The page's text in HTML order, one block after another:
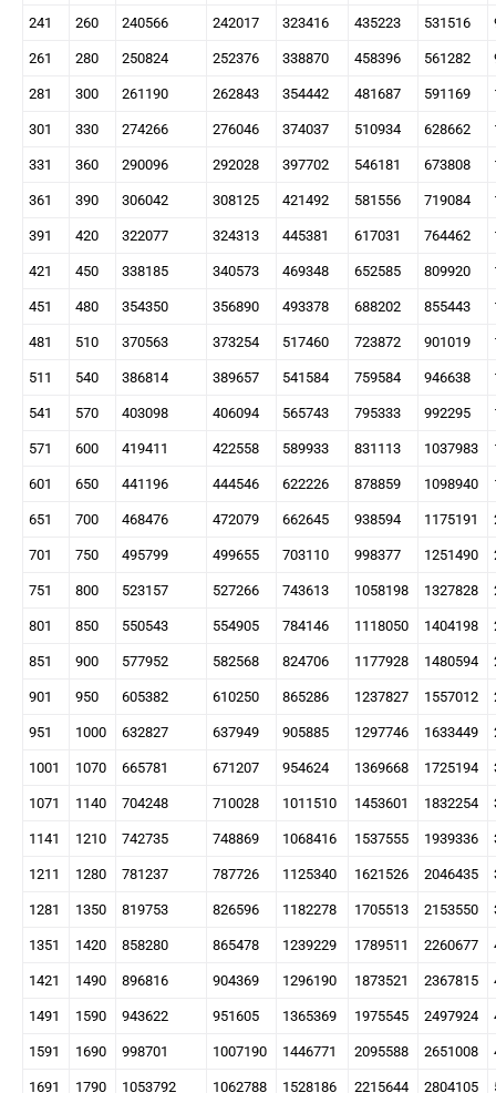
241 260 240566 242017 323416 435223 531516
261 280 250824 252376 338870 458396 561282
281 300 261190 262843 354442 481687 591169
301 330 274266 276046 374037 510934 628662
331 360 290096 292028 397702 546181 673808
361 390 306042 308125 421492 581556 719084
391 420 322077 324313 445381 617031 764462
421 450 338185 340573 469348 652585 809920
451 480 354350 356890 493378 688202 855443
481 510 370563 373254 517460 723872 901019
511 540 386814 389657 541584 759584 946638
541 570 403098 406094 565743 795333 992295
571 600 419411 422558 589933 831113 1037983
601 650 441196 444546 622226 878859 1098940
651 700 468476 472079 662645 938594 1175191
701 750 495799 499655 703110 998377 1251490
751 800 523157 527266 743613 1058198 1327828
801 850 550543 554905 784146 1118050 1404198
851 900 577952 582568 824706 1177928 1480594
901 950 605382 610250 865286 1237827 1557012
951 1000 632827 637949 905885 1297746 1633449
1001 1070 665781 671207 954624 1369668 1725194
1071 1140 704248 710028 1011510 1453601 1832254
1141 1210 742735 748869 1068416 1537555 1939336
1211 1280 781237 787726 1125340 1621526 2046435
1281 1350 819753 826596 1182278 1705513 2153550
1351 1420 858280 865478 1239229 1789511 2260677
1421 1490 896816 904369 1296190 1873521 2367815
1491 1590 943622 951605 1365369 1975545 2497924
1591 1690 998701 1007190 1446771 2095588 2651008
1691 1790 1053792 1062788 1528186 2215644 2804105